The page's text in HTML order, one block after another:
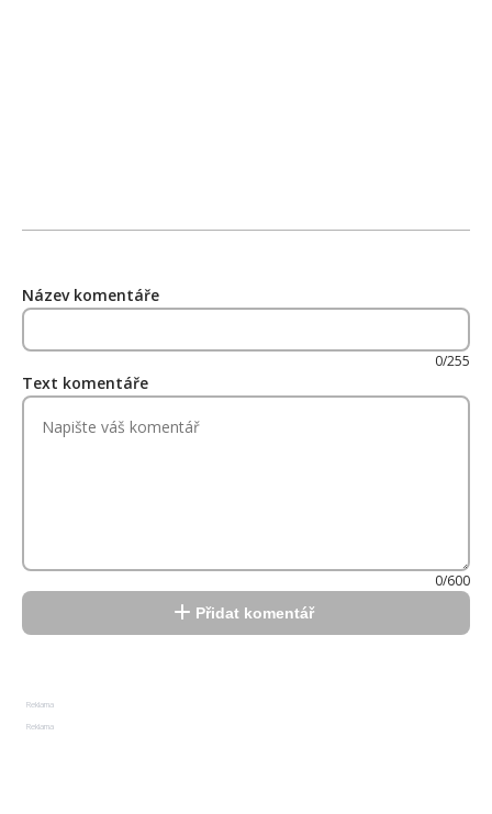
Název komentáře
0/255
Text komentáře
0/600
Přidat komentář
Reklama
Reklama